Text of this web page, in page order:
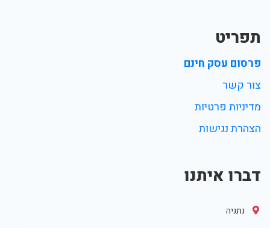
תפריט
פרסום עסק חינם
צור קשר
מדיניות פרטיות
הצהרת נגישות
דברו איתנו
נתניה